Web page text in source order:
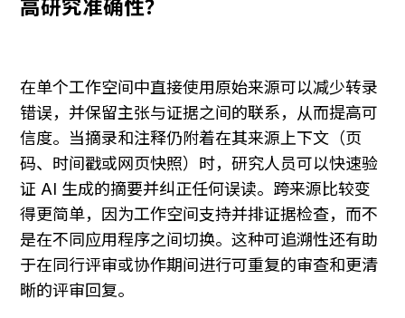
高研究准确性？
在单个工作空间中直接使用原始来源可以减少转录
错误，并保留主张与证据之间的联系，从而提高可
信度。当摘录和注释仍附着在其来源上下文（页
码、时间戳或网页快照）时，研究人员可以快速验
证 AI 生成的摘要并纠正任何误读。跨来源比较变
得更简单，因为工作空间支持并排证据检查，而不
是在不同应用程序之间切换。这种可追溯性还有助
于在同行评审或协作期间进行可重复的审查和更清
晰的评审回复。